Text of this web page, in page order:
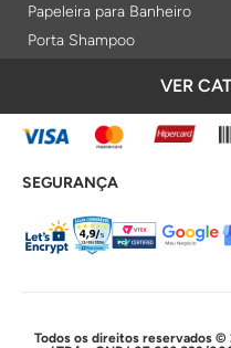
Papeleira para Banheiro
Porta Shampoo
Porta Toalha Aquecido
Gabinetes para Banheiro
Lixeiras
Acabamentos e Registros
Bases de Registros
Duchas e Chuveiros
VER
FORMAS DE PAGAMENTO
SEGURANÇA
Todos os direitos reservados